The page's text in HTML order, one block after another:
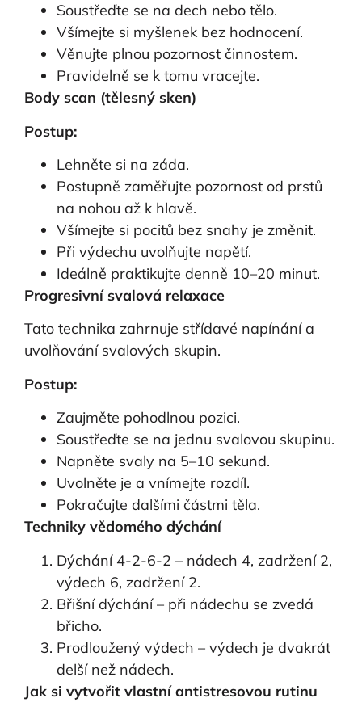
Soustřeďte se na dech nebo tělo.
Všímejte si myšlenek bez hodnocení.
Věnujte plnou pozornost činnostem.
Pravidelně se k tomu vracejte.
Body scan (tělesný sken)
Postup:
Lehněte si na záda.
Postupně zaměřujte pozornost od prstů
na nohou až k hlavě.
Všímejte si pocitů bez snahy je změnit.
Při výdechu uvolňujte napětí.
Ideálně praktikujte denně 10–20 minut.
Progresivní svalová relaxace
Tato technika zahrnuje střídavé napínání a
uvolňování svalových skupin.
Postup:
Zaujměte pohodlnou pozici.
Soustřeďte se na jednu svalovou skupinu.
Napněte svaly na 5–10 sekund.
Uvolněte je a vnímejte rozdíl.
Pokračujte dalšími částmi těla.
Techniky vědomého dýchání
Dýchání 4-2-6-2 – nádech 4, zadržení 2,
výdech 6, zadržení 2.
Břišní dýchání – při nádechu se zvedá
břicho.
Prodloužený výdech – výdech je dvakrát
delší než nádech.
Jak si vytvořit vlastní antistresovou rutinu